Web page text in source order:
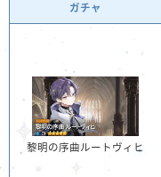
ガチャ
黎明の序曲ルートヴィヒ